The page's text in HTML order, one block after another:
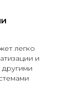
легко
и
другими